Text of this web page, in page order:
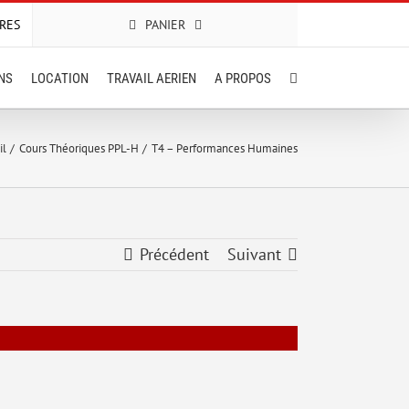
PANIER
LOCATION TRAVAIL AERIEN A PROPOS
Cours Théoriques PPL-H T4 – Performances Humaines
Précédent Suivant